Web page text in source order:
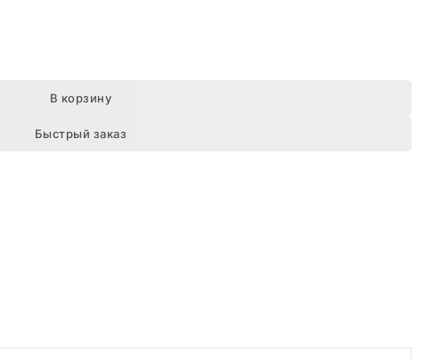
В корзину
Быстрый заказ